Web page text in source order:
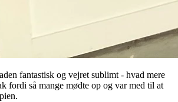
fantastisk og vejret sublimt - hvad mere
fordi så mange mødte op og var med til at